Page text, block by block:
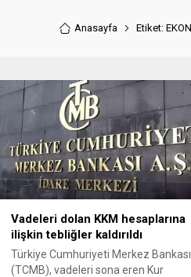
Anasayfa Etiket:
Vadeleri dolan KKM hesaplarına
ilişkin tebliğler kaldırıldı
Türkiye Cumhuriyeti Merkez Bankası
(TCMB), vadeleri sona eren Kur